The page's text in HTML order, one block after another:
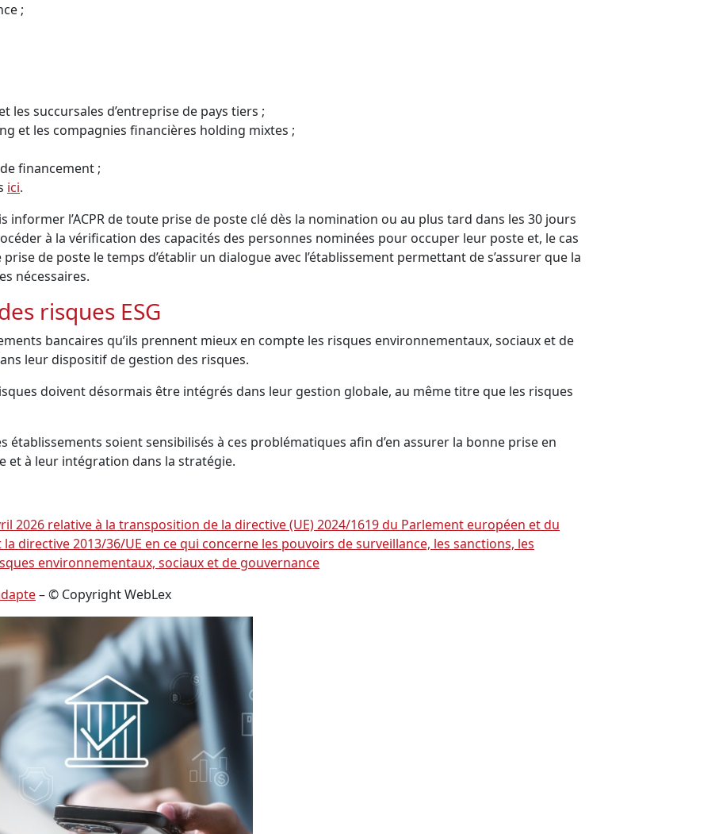
;
les succursales d’entreprise de pays tiers ;
et les compagnies financières holding mixtes ;
financement ;
ici.
informer l’ACPR de toute prise de poste clé dès la nomination ou au plus tard dans les 30 jours
à la vérification des capacités des personnes nominées pour occuper leur poste et, le cas
de poste le temps d’établir un dialogue avec l’établissement permettant de s’assurer que la
nécessaires.
risques ESG
bancaires qu’ils prennent mieux en compte les risques environnementaux, sociaux et de
leur dispositif de gestion des risques.
doivent désormais être intégrés dans leur gestion globale, au même titre que les risques
établissements soient sensibilisés à ces problématiques afin d’en assurer la bonne prise en
et à leur intégration dans la stratégie.
2026 relative à la transposition de la directive (UE) 2024/1619 du Parlement européen et du
directive 2013/36/UE en ce qui concerne les pouvoirs de surveillance, les sanctions, les
environnementaux, sociaux et de gouvernance
– © Copyright WebLex